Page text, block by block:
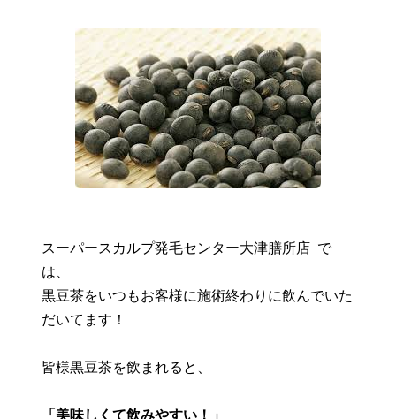
スーパースカルプ発毛センター大津膳所店 で
は、
黒豆茶をいつもお客様に施術終わりに飲んでいた
だいてます！
皆様黒豆茶を飲まれると、
「美味しくて飲みやすい！」